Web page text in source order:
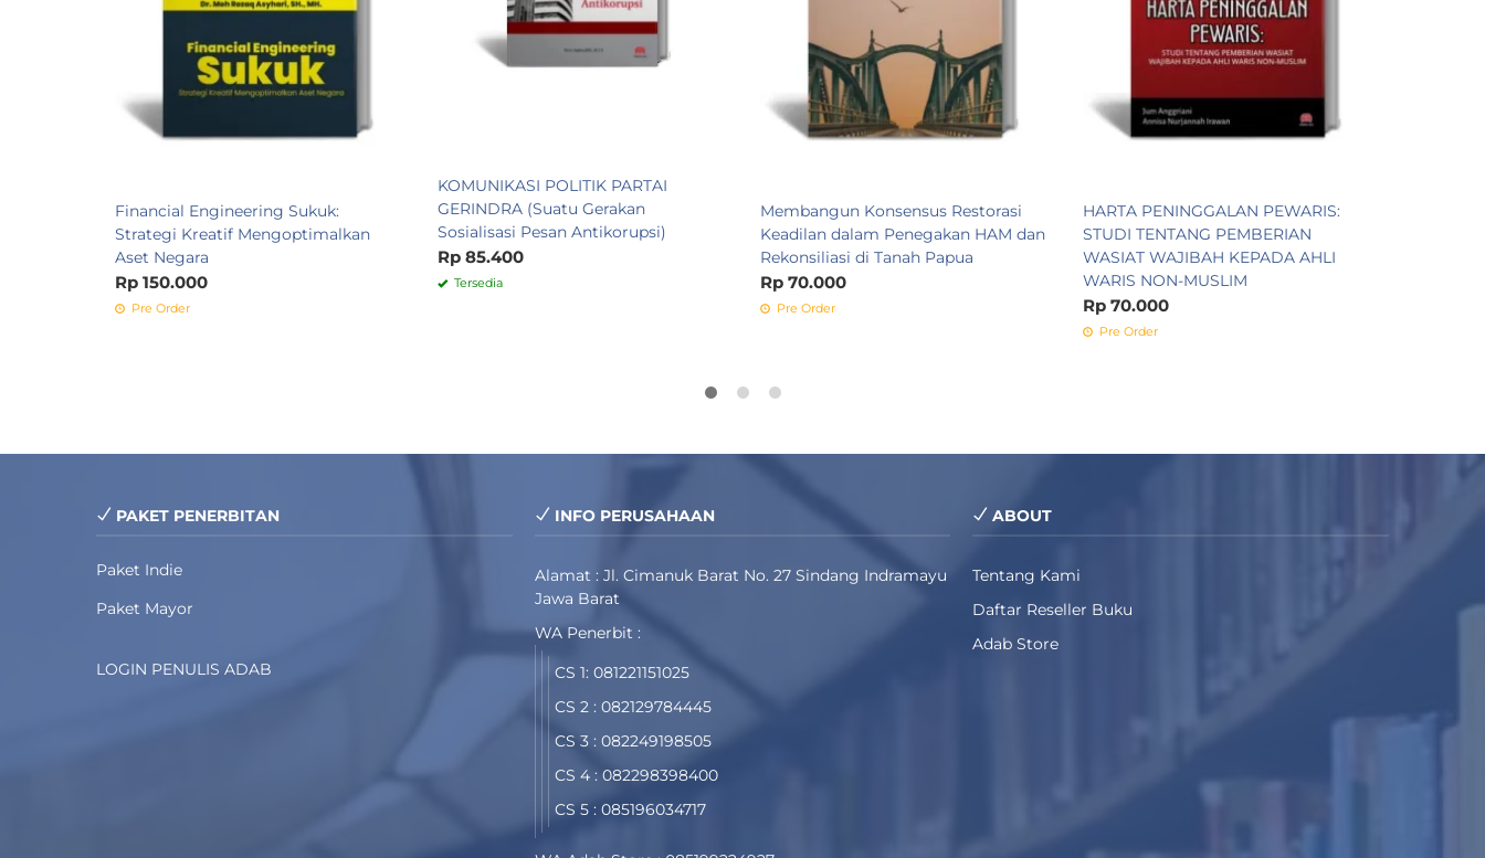
Financial Engineering Sukuk:
Strategi Kreatif Mengoptimalkan
Aset Negara
Rp 150.000
Pre Order
KOMUNIKASI POLITIK PARTAI
GERINDRA (Suatu Gerakan
Sosialisasi Pesan Antikorupsi)
Rp 85.400
Tersedia
Membangun Konsensus Restorasi
Keadilan dalam Penegakan HAM dan
Rekonsiliasi di Tanah Papua
Rp 70.000
Pre Order
HARTA PENINGGALAN PEWARIS:
STUDI TENTANG PEMBERIAN
WASIAT WAJIBAH KEPADA AHLI
WARIS NON-MUSLIM
Rp 70.000
Pre Order
PAKET PENERBITAN
Paket Indie
Paket Mayor
LOGIN PENULIS ADAB
INFO PERUSAHAAN
Alamat : Jl. Cimanuk Barat No. 27 Sindang Indramayu
Jawa Barat
WA Penerbit :
CS 1: 081221151025
CS 2 : 082129784445
CS 3 : 082249198505
CS 4 : 082298398400
CS 5 : 085196034717
ABOUT
Tentang Kami
Daftar Reseller Buku
Adab Store